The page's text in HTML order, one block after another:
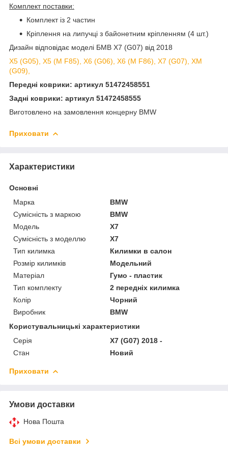
Комплект поставки:
Комплект із 2 частин
Кріплення на липучці з байонетним кріпленням (4 шт.)
Дизайн відповідає моделі БМВ Х7 (G07) від 2018
X5 (G05), X5 (M F85), X6 (G06), X6 (M F86), X7 (G07), XM
(G09),
Передні коврики: артикул 51472458551
Задні коврики: артикул 51472458555
Виготовлено на замовлення концерну BMW
Приховати
Характеристики
Основні
Марка
BMW
Сумісність з маркою
BMW
Модель
X7
Сумісність з моделлю
X7
Тип килимка
Килимки в салон
Розмір килимків
Модельний
Матеріал
Гумо - пластик
Тип комплекту
2 передніх килимка
Колір
Чорний
Виробник
BMW
Користувальницькі характеристики
Серія
X7 (G07) 2018 -
Стан
Новий
Приховати
Умови доставки
Нова Пошта
Всі умови доставки